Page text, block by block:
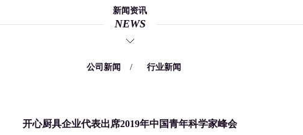
新闻资讯
NEWS
公司新闻 / 行业新闻
开心厨具企业代表出席2019年中国青年科学家峰会